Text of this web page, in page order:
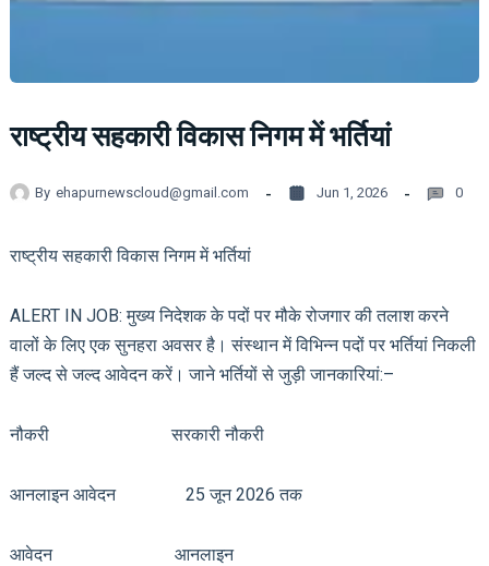
राष्ट्रीय सहकारी विकास निगम में भर्तियां
By ehapurnewscloud@gmail.com Jun 1, 2026 0
राष्ट्रीय सहकारी विकास निगम में भर्तियां
ALERT IN JOB: मुख्य निदेशक के पदों पर मौके रोजगार की तलाश करने
वालों के लिए एक सुनहरा अवसर है। संस्थान में विभिन्न पदों पर भर्तियां निकली
हैं जल्द से जल्द आवेदन करें। जाने भर्तियों से जुड़ी जानकारियां:–
नौकरी सरकारी नौकरी
आनलाइन आवेदन 25 जून 2026 तक
आवेदन आनलाइन